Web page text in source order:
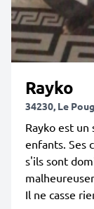
Rayko
34230, Le
Rayko est
enfants. Ses
s'ils sont
Il ne casse